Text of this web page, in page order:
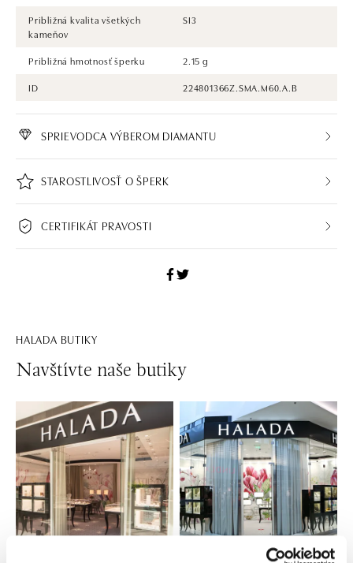
Približná kvalita všetkých
kameňov
SI3
Približná hmotnosť šperku
2.15 g
ID
224801366Z.SMA.M60.A.B
SPRIEVODCA VÝBEROM DIAMANTU
STAROSTLIVOSŤ O ŠPERK
CERTIFIKÁT PRAVOSTI
HALADA BUTIKY
Navštívte naše butiky